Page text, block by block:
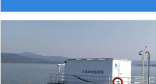
无法建设砖瓦结构站房的场景的监测项目
岸边式多参